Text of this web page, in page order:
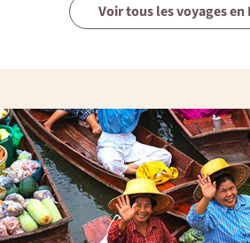
Voir tous les voyages en